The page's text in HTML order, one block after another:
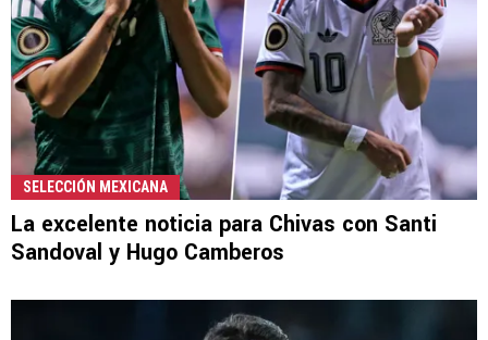
SELECCIÓN MEXICANA
La excelente noticia para Chivas con Santi
Sandoval y Hugo Camberos